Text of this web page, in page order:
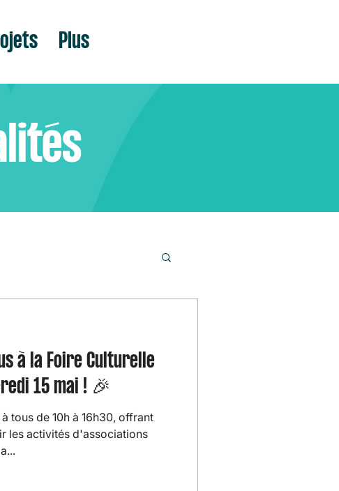
Plus
à la Foire Culturelle
15 mai ! 🎉
tous de 10h à 16h30, offrant
les activités d'associations